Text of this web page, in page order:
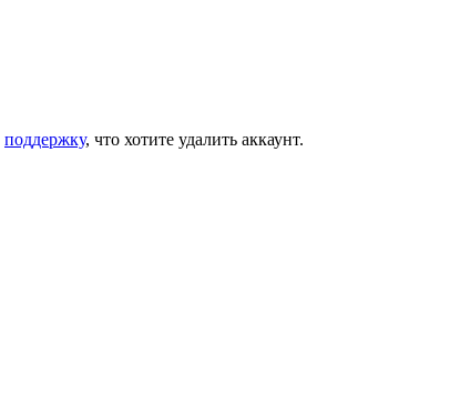
поддержку, что хотите удалить аккаунт.